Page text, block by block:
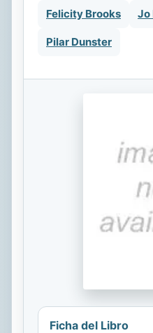
Felicity Brooks Jo
Pilar Dunster
Ficha del Libro